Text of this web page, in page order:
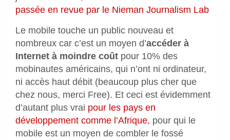
passée en revue par le Nieman Journalism Lab
Le mobile touche un public nouveau et
nombreux car c’est un moyen d’accéder à
Internet à moindre coût pour 10% des
mobinautes américains, qui n’ont ni ordinateur,
ni accès haut débit (beaucoup plus cher que
chez nous, merci Free). Et ceci est évidemment
d’autant plus vrai pour les pays en
développement comme l’Afrique, pour qui le
mobile est un moyen de combler le fossé